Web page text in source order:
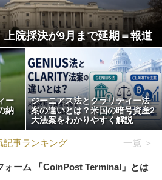
院採決が9月まで延期＝報道
ー
納
ジーニアス法とクラリティー法
案の違いとは？米国の暗号資産2
大法案をわかりやすく解説
記事ランキング 一覧 ＞
ォーム 「CoinPost Terminal」とは